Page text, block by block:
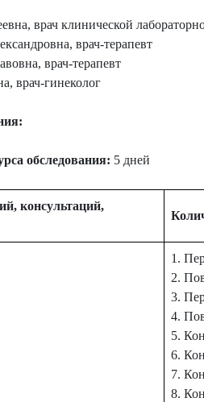
врач клинической
врач-терапевт
врач-терапевт
врач-гинеколог
обследования: 5 дней
консультаций,
1.
2.
3.
4.
5.
6.
7.
8.